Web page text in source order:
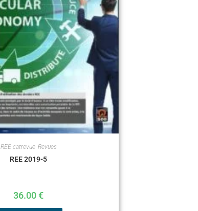
REE catrevue, Revues
REE 2019-5
36.00€